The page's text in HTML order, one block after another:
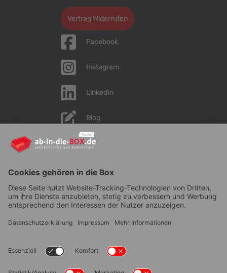
Vertrag Widerrufen
Facebook
Instagram
LinkedIn
Blog
YouTube